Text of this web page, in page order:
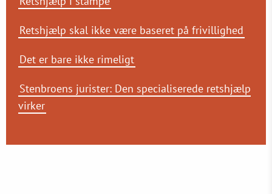
Retshjælp skal ikke være baseret på frivillighed
Det er bare ikke rimeligt
Stenbroens jurister: Den specialiserede retshjælp
virker